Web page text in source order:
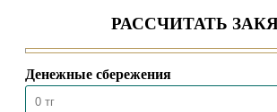
16.12.2023 20978
ДЕНЬ РЕСПУБЛИКИ –
НАЦИОНАЛЬНЫЙ ПРАЗДНИК